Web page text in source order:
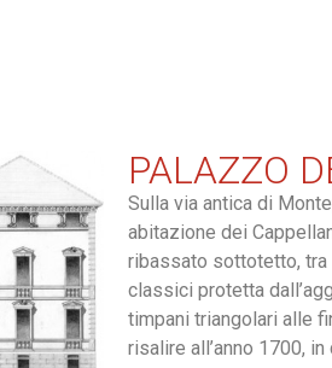
PALAZZO
Sulla via antica di
abitazione dei
ribassato sottotetto, tra
classici protetta
timpani triangolari alle
risalire all’anno 1700,